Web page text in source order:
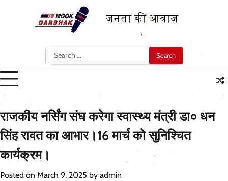
Search
for:
राजकीय नर्सिंग संघ करेगा स्वास्थ्य मंत्री डा० धन
सिंह रावत का आभार।16 मार्च को सुनिश्चित
कार्यक्रम।
Posted on March 9, 2025 by admin